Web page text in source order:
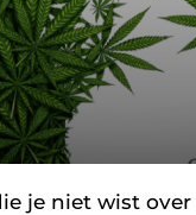
je niet wist over